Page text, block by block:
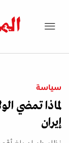
سياسة
لماذا تمضي
إيران